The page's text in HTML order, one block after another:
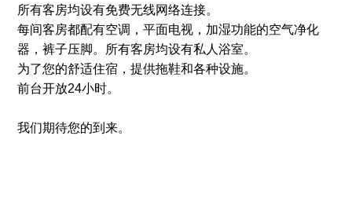
所有客房均设有免费无线网络连接。
每间客房都配有空调，平面电视，加湿功能的空气净化
器，裤子压脚。所有客房均设有私人浴室。
为了您的舒适住宿，提供拖鞋和各种设施。
前台开放24小时。
我们期待您的到来。